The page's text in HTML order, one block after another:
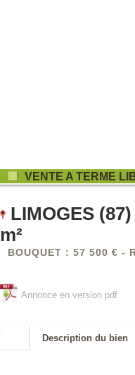
VENTE A TERME
LIMOGES
m²
BOUQUET : 57 500 € -
Annonce en version pdf
Description du bien